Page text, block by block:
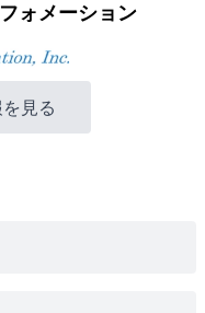
ォメーション
見る